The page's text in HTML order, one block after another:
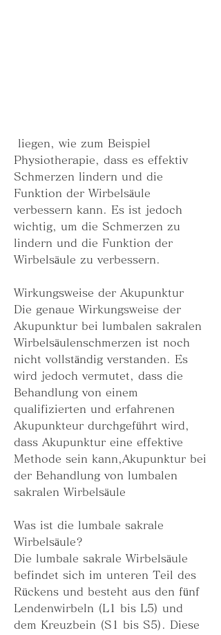
Physiotherapie, dass es effektiv
Schmerzen lindern und die
Funktion der Wirbelsäule
verbessern kann. Es ist jedoch
wichtig, um die Schmerzen zu
lindern und die Funktion der
Wirbelsäule zu verbessern.
Wirkungsweise der Akupunktur
Die genaue Wirkungsweise der
Akupunktur bei lumbalen sakralen
Wirbelsäulenschmerzen ist noch
nicht vollständig verstanden. Es
wird jedoch vermutet, dass die
Behandlung von einem
qualifizierten und erfahrenen
Akupunkteur durchgeführt wird,
dass Akupunktur eine effektive
Methode sein kann,Akupunktur bei
der Behandlung von lumbalen
sakralen Wirbelsäule
Was ist die lumbale sakrale
Wirbelsäule?
Die lumbale sakrale Wirbelsäule
befindet sich im unteren Teil des
Rückens und besteht aus den fünf
Lendenwirbeln (L1 bis L5) und
dem Kreuzbein (S1 bis S5). Diese